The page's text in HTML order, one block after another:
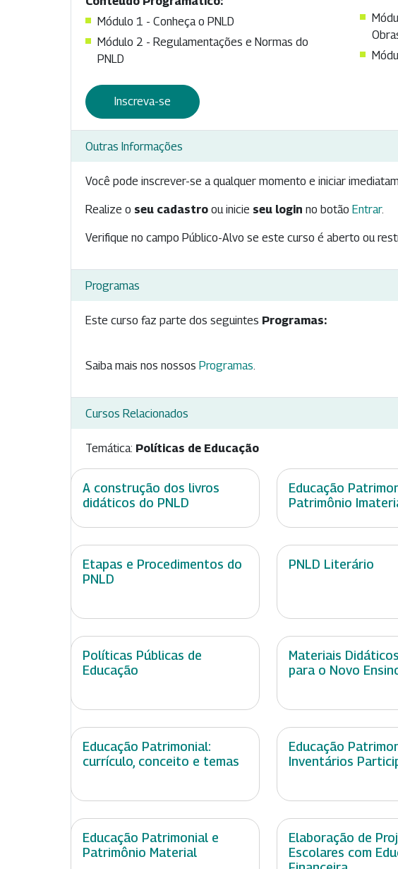
Módulo 1 - Conheça o PNLD
Módulo 2 - Regulamentações e Normas do
PNLD
Inscreva-se
Outras Informações
Você pode inscrever-se a qualquer momento e iniciar
Realize o seu cadastro ou inicie seu login no botão Entrar.
Verifique no campo Público-Alvo se este curso é aberto ou
Programas
Este curso faz parte dos seguintes Programas:
Saiba mais nos nossos Programas.
Cursos Relacionados
Temática: Políticas de Educação
A construção dos livros
didáticos do PNLD
Educação
Patrimônio
Etapas e Procedimentos do
PNLD
PNLD Literário
Políticas Públicas de
Educação
Materiais
para o Novo
Educação Patrimonial:
currículo, conceito e temas
Educação
Inventários
Educação Patrimonial e
Patrimônio Material
Elaboração de
Escolares com